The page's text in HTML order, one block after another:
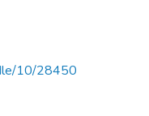
10/28450